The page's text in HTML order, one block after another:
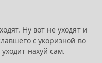
Ну вот не уходят и
с укоризной во
нахуй сам.